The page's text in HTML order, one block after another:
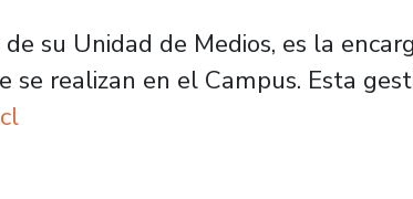
su Unidad de Medios, es la
se realizan en el Campus. Esta